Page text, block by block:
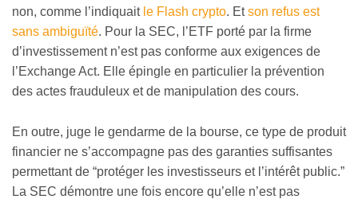
non, comme l’indiquait le Flash crypto. Etson refus est
sans ambiguïté. Pour la SEC, l’ETF porté par la firme
d’investissement n’est pas conforme aux exigences de
l’Exchange Act. Elle épingle en particulier la prévention
des actes frauduleux et de manipulation des cours.
En outre, juge le gendarme de la bourse, ce type de produit
financier ne s’accompagne pas des garanties suffisantes
permettant de “protéger les investisseurs et l’intérêt public.”
La SEC démontre une fois encore qu’elle n’est pas